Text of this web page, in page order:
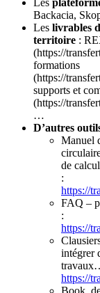
Backacia,
Les livrables
territoire :
(https://
formations
(https://
supports et
(https://
…
D’autres
Manuel
de
:
https://
FAQ –
:
https://
intégrer
https://
Book de